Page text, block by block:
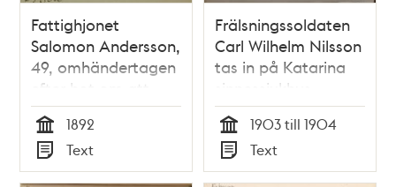
Fattighjonet
Salomon Andersson,
49, omhändertagen
efter hot om att
spränga slottet i
luften - dårdiariet
sommaren 1892
Tid
1892
Typ
Text
Frälsningssoldaten
Carl Wilhelm Nilsson
tas in på Katarina
sinnessjukhus -
sjukjournal 1903
Tid
1903 till 1904
Typ
Text